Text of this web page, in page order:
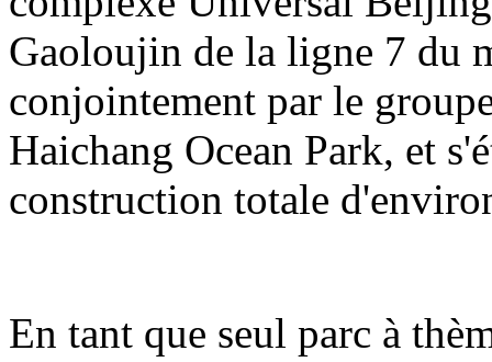
Gaoloujin de la ligne 7 du
conjointement par le
Haichang Ocean Park, et
construction totale
En tant que seul parc à